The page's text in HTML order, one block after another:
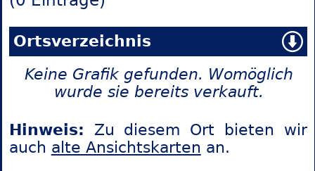
Ortsverzeichnis
Keine Grafik gefunden. Womöglich
wurde sie bereits verkauft.
Hinweis: Zu diesem Ort bieten wir
auch alte Ansichtskarten an.